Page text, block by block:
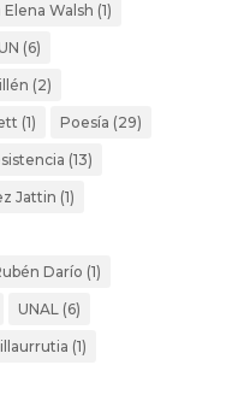
Elena Walsh (1)
(6)
(2)
(1) Poesía (29)
(13)
Jattin (1)
Darío (1)
UNAL (6)
(1)